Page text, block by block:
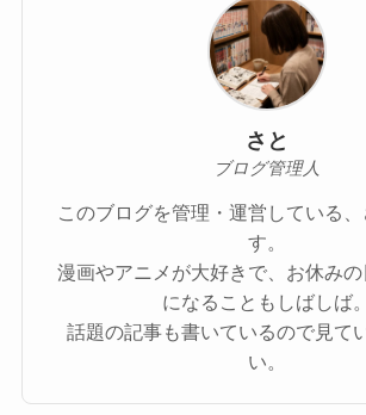
さと
ブログ管理人
このブログを管理・運営している、
す。
漫画やアニメが大好きで、お休み
になることもしばしば。
話題の記事も書いているので見て
い。